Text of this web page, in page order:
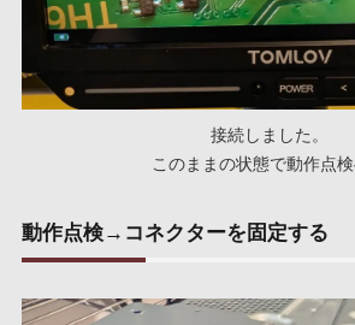
接続しました。
このままの状態で動作点検
動作点検→コネクターを固定する